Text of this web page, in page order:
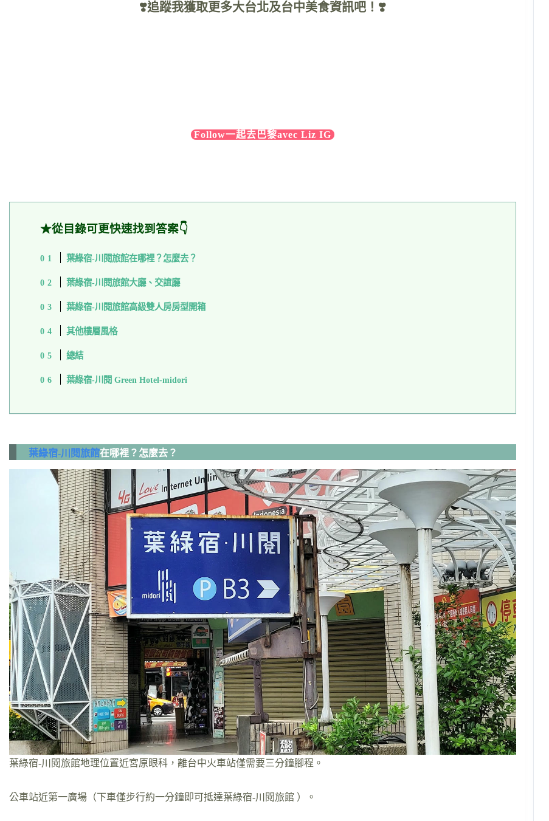
❣️追蹤我獲取更多大台北及台中美食資訊吧！❣️
Follow一起去巴黎avec Liz IG
★從目錄可更快速找到答案👇
葉綠宿-川閱旅館在哪裡？怎麼去？
葉綠宿-川閱旅館大廳、交誼廳
葉綠宿-川閱旅館高級雙人房房型開箱
其他樓層風格
總結
葉綠宿-川閱 Green Hotel-midori
葉綠宿-川閱旅館在哪裡？怎麼去？
葉綠宿-川閱旅館地理位置近宮原眼科，離台中火車站僅需要三分鐘腳程。
公車站近第一廣場（下車僅步行約一分鐘即可抵達葉綠宿-川閱旅館 ）。